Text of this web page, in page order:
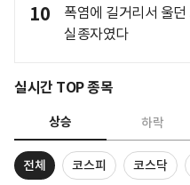
10
폭염에 길거리서 울
실종자였다
실시간 TOP 종목
상승 하락
전체 코스피 코스닥